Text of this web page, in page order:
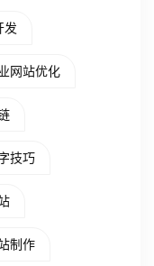
发
网站优化
技巧
制作